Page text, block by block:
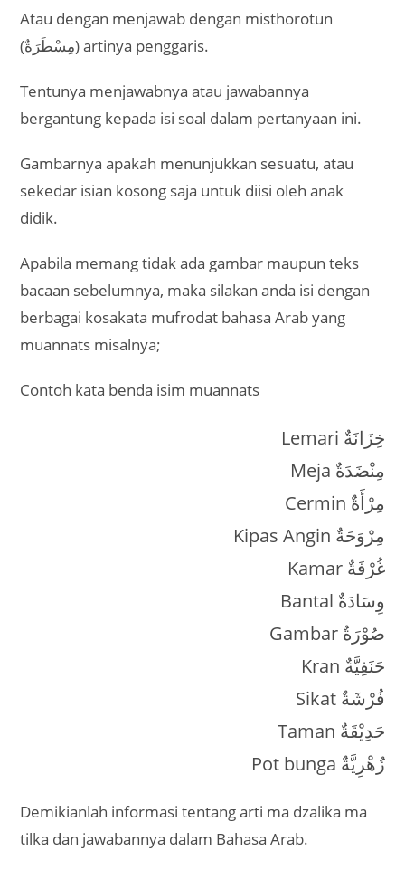
Atau dengan menjawab dengan misthorotun
(مِسْطَرَةٌ) artinya penggaris.
Tentunya menjawabnya atau jawabannya
bergantung kepada isi soal dalam pertanyaan ini.
Gambarnya apakah menunjukkan sesuatu, atau
sekedar isian kosong saja untuk diisi oleh anak
didik.
Apabila memang tidak ada gambar maupun teks
bacaan sebelumnya, maka silakan anda isi dengan
berbagai kosakata mufrodat bahasa Arab yang
muannats misalnya;
Contoh kata benda isim muannats
Lemari خِزَانَةٌ
Meja مِنْضَدَةٌ
Cermin مِرْأَةٌ
Kipas Angin مِرْوَحَةٌ
Kamar غُرْفَةٌ
Bantal وِسَادَةٌ
Gambar صُوْرَةٌ
Kran حَنَفِيَّةٌ
Sikat فُرْشَةٌ
Taman حَدِيْقَةٌ
Pot bunga زُهْرِيَّةٌ
Demikianlah informasi tentang arti ma dzalika ma
tilka dan jawabannya dalam Bahasa Arab.